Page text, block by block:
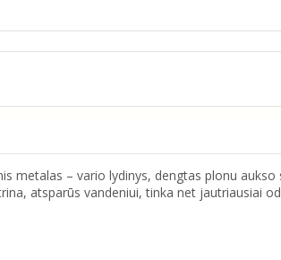
metalas – vario lydinys, dengtas plonu
atsparūs vandeniui, tinka net jautriausiai